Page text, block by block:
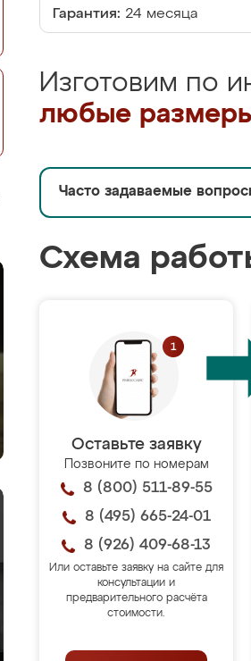
Гарантия: 24 месяца
Изготовим по
любые
Часто задаваемые
Схема
Оставьте заявку
Позвоните по номерам
8 (800) 511-89-55
8 (495) 665-24-01
8 (926) 409-68-13
Или оставьте заявку на сайте для
консультации и
предварительного расчёта
стоимости.